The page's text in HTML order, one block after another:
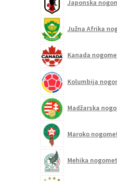
Japonska
Južna Afrika
Kanada
Kolumbija
Madžarska
Maroko
Mehika